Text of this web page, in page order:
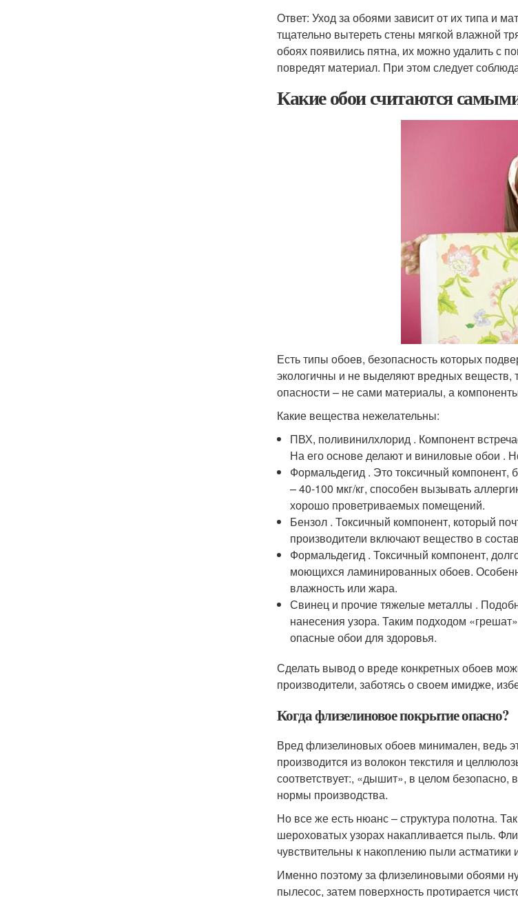
Ответ: Уход за обоями зависит от их типа и
тщательно вытереть стены мягкой влажной
обоях появились пятна, их можно удалить с
повредят материал. При этом следует
Какие обои считаются
Есть типы обоев, безопасность которых
экологичны и не выделяют вредных
опасности – не сами материалы, а
Какие вещества нежелательны:
ПВХ, поливинилхлорид . Компонент
На его основе делают и виниловые обои .
Формальдегид . Это токсичный компонент,
– 40-100 мкг/кг, способен вызывать
хорошо проветриваемых помещений.
Бензол . Токсичный компонент, который
производители включают вещество в
Формальдегид . Токсичный компонент,
моющихся ламинированных обоев.
влажность или жара.
Свинец и прочие тяжелые металлы .
нанесения узора. Таким подходом
опасные обои для здоровья.
Сделать вывод о вреде конкретных обоев
производители, заботясь о своем имидже,
Когда флизелиновое покрытие опасно?
Вред флизелиновых обоев минимален, ведь
производится из волокон текстиля и
соответствует:, «дышит», в целом
нормы производства.
Но все же есть нюанс – структура полотна.
шероховатых узорах накапливается пыль.
чувствительны к накоплению пыли астматики
Именно поэтому за флизелиновыми обоями
пылесос, затем поверхность протирается